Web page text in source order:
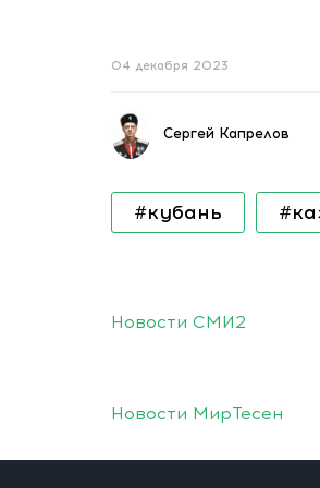
04 декабря 2023
Сергей Капрелов
#кубань
Новости СМИ2
Новости МирТесен